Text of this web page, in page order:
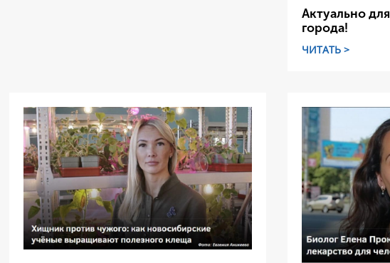
Актуально для
города!
ЧИТАТЬ >